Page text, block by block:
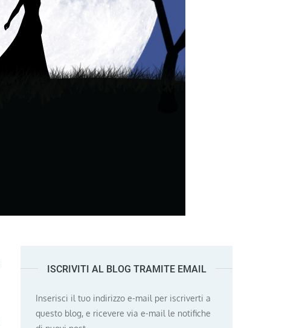
ISCRIVITI AL BLOG TRAMITE EMAIL
Inserisci il tuo indirizzo e-mail per iscriverti a
questo blog, e ricevere via e-mail le notifiche